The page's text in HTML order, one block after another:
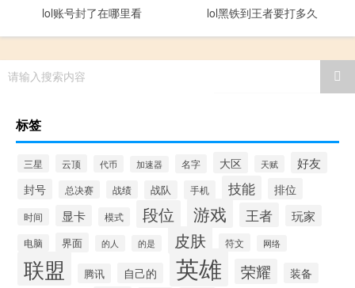
lol账号封了在哪里看 lol黑铁到王者要打多久
请输入搜索内容
标签
三星 云顶 代币 加速器 名字 大区 天赋 好友
封号 总决赛 战绩 战队 手机 技能 排位
时间 显卡 模式 段位 游戏 王者 玩家
电脑 界面 的人 的是 皮肤 符文 网络
联盟 腾讯 自己的 英雄 荣耀 装备